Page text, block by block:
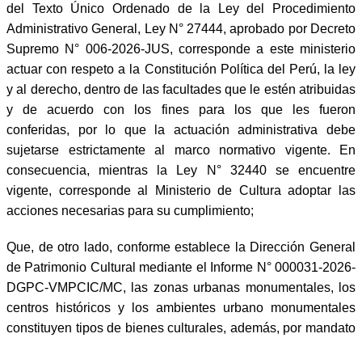
del Texto Único Ordenado de la Ley del Procedimiento
Administrativo General, Ley N° 27444, aprobado por Decreto
Supremo N° 006-2026-JUS, corresponde a este ministerio
actuar con respeto a la Constitución Política del Perú, la ley
y al derecho, dentro de las facultades que le estén atribuidas
y de acuerdo con los fines para los que les fueron
conferidas, por lo que la actuación administrativa debe
sujetarse estrictamente al marco normativo vigente. En
consecuencia, mientras la Ley N° 32440 se encuentre
vigente, corresponde al Ministerio de Cultura adoptar las
acciones necesarias para su cumplimiento;
Que, de otro lado, conforme establece la Dirección General
de Patrimonio Cultural mediante el Informe N° 000031-2026-
DGPC-VMPCIC/MC, las zonas urbanas monumentales, los
centros históricos y los ambientes urbano monumentales
constituyen tipos de bienes culturales, además, por mandato